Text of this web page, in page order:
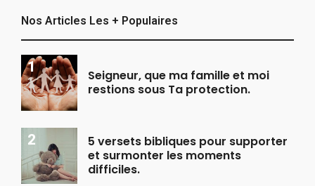
Nos Articles Les + Populaires
Seigneur, que ma famille et moi
restions sous Ta protection.
5 versets bibliques pour supporter
et surmonter les moments
difficiles.